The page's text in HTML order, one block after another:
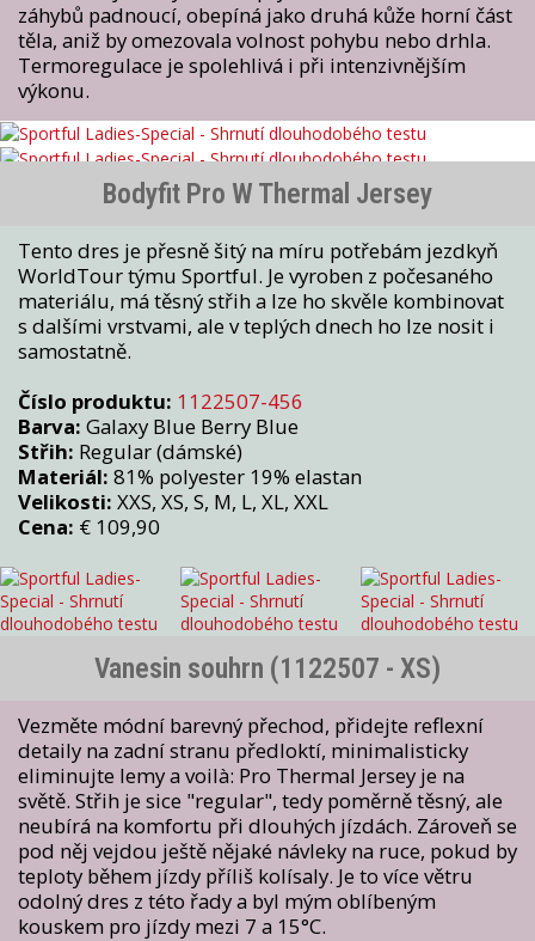
záhybů padnoucí, obepíná jako druhá kůže horní část
těla, aniž by omezovala volnost pohybu nebo drhla.
Termoregulace je spolehlivá i při intenzivnějším
výkonu.
Bodyfit Pro W Thermal Jersey
Tento dres je přesně šitý na míru potřebám jezdkyň
WorldTour týmu Sportful. Je vyroben z počesaného
materiálu, má těsný střih a lze ho skvěle kombinovat
s dalšími vrstvami, ale v teplých dnech ho lze nosit i
samostatně.
Číslo produktu: 1122507-456
Barva: Galaxy Blue Berry Blue
Střih: Regular (dámské)
Materiál: 81% polyester 19% elastan
Velikosti: XXS, XS, S, M, L, XL, XXL
Cena: € 109,90
Vanesin souhrn (1122507 - XS)
Vezměte módní barevný přechod, přidejte reflexní
detaily na zadní stranu předloktí, minimalisticky
eliminujte lemy a voilà: Pro Thermal Jersey je na
světě. Střih je sice "regular", tedy poměrně těsný, ale
neubírá na komfortu při dlouhých jízdách. Zároveň se
pod něj vejdou ještě nějaké návleky na ruce, pokud by
teploty během jízdy příliš kolísaly. Je to více větru
odolný dres z této řady a byl mým oblíbeným
kouskem pro jízdy mezi 7 a 15°C.